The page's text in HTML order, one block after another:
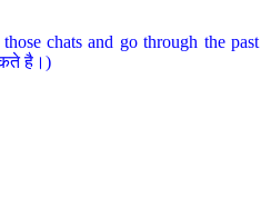
chats and go through the
है।)